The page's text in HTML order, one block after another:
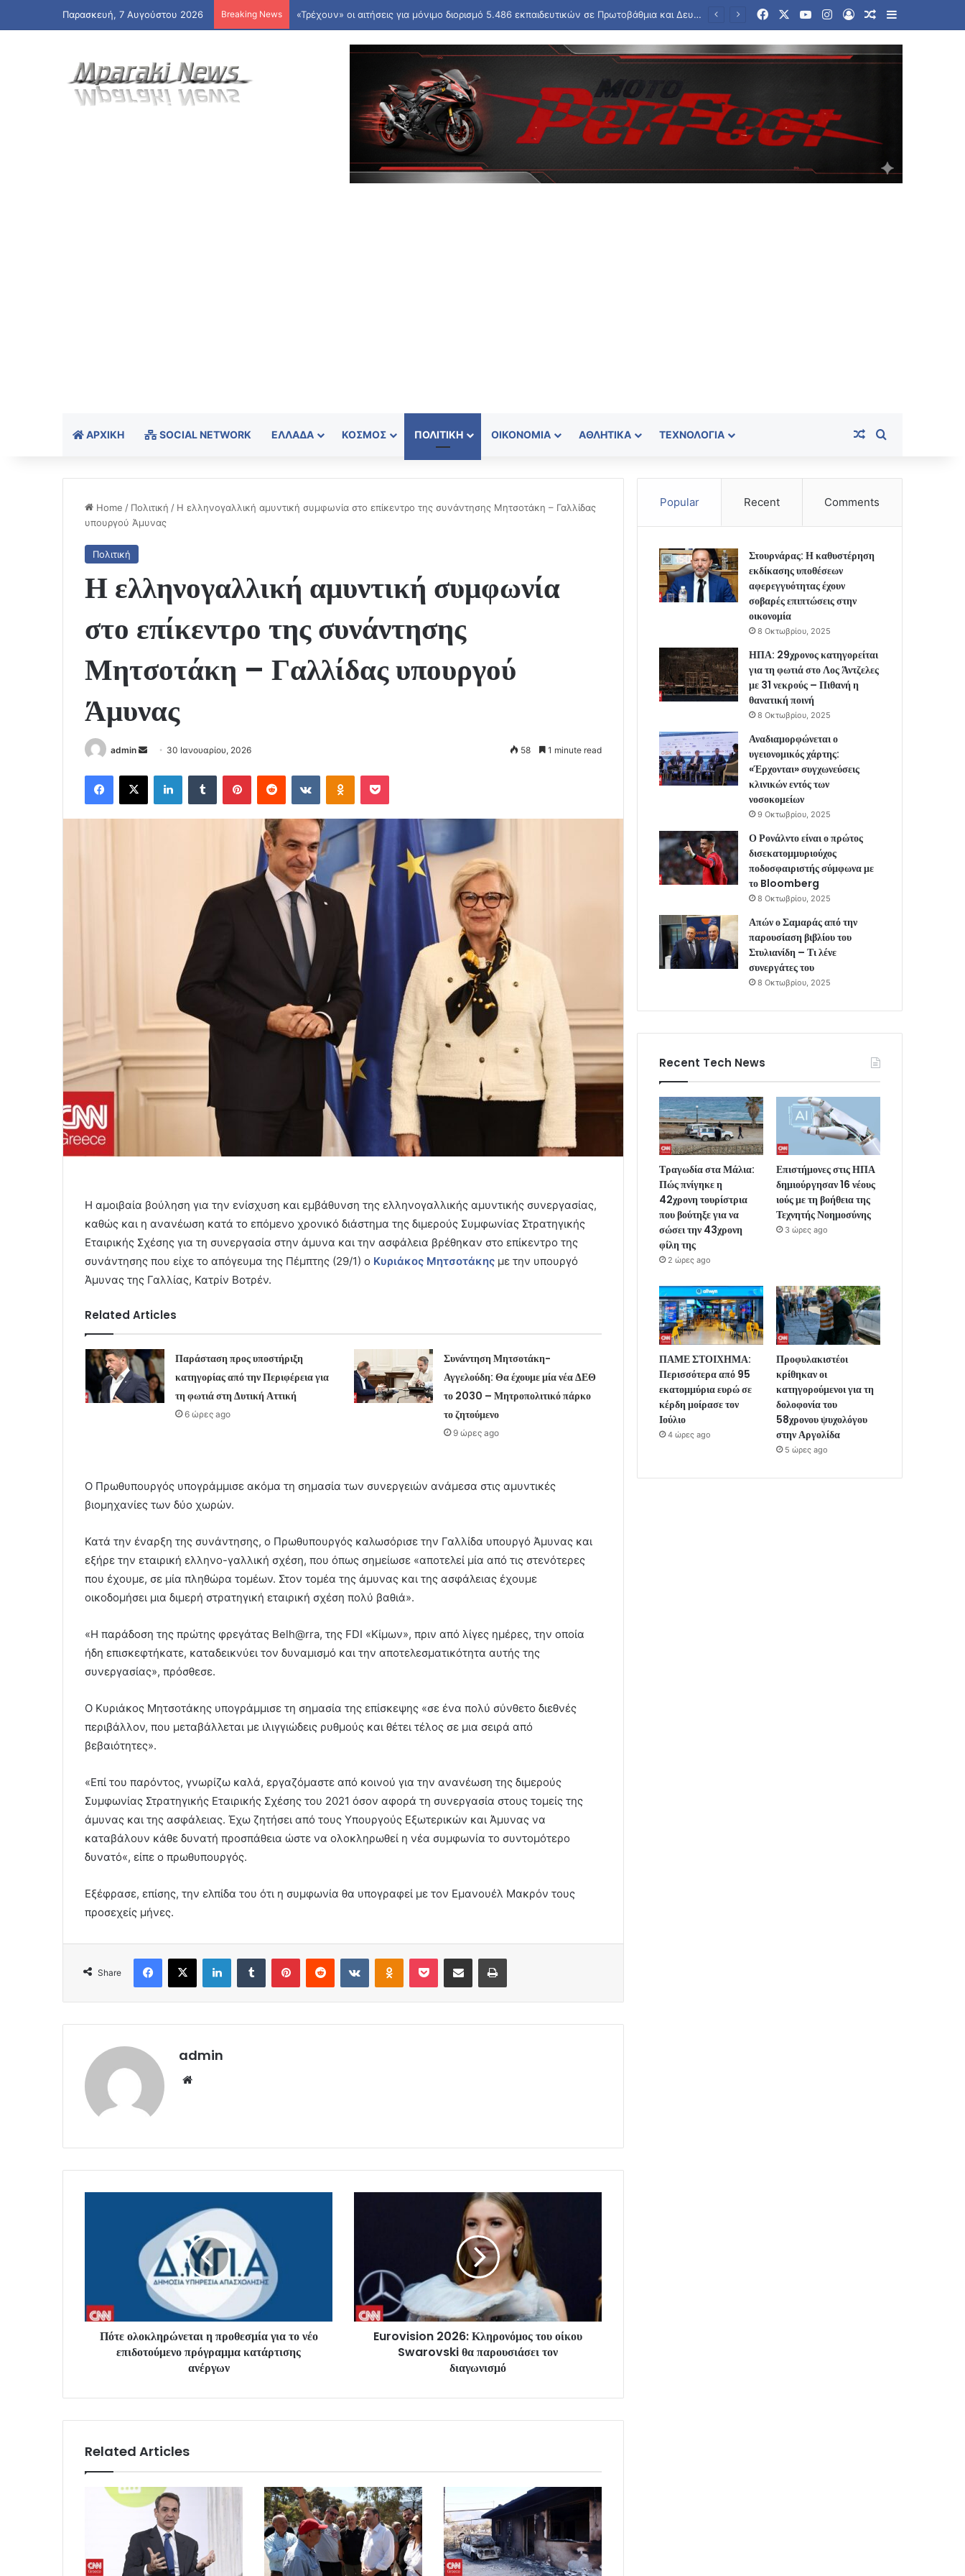
Παρασκευή, 7 Αυγούστου 2026 Breaking News Τραγωδία στα Μάλια: Πώς πνίγηκε η 42χρονη τουρίστρια που βούτηξε για να σώσει την 43χρονη φίλη της FacebookYouTubeInstagram
Log InRandom Article
Sidebar
ΑΡΧΙΚΉ SOCIAL NETWORK ΕΛΛΆΔΑ ΚΌΣΜΟΣ ΠΟΛΙΤΙΚΉ ΟΙΚΟΝΟΜΊΑ ΑΘΛΗΤΙΚΆ ΤΕΧΝΟΛΟΓΊΑ Random Article
Home / Πολιτική / Η ελληνογαλλική αμυντική συμφωνία στο επίκεντρο της συνάντησης Μητσοτάκη – Γαλλίδας
υπουργού Άμυνας
Πολιτική
Η ελληνογαλλική αμυντική συμφωνία
στο επίκεντρο της συνάντησης
Μητσοτάκη – Γαλλίδας υπουργού
Άμυνας
admin
Send
email
30 Ιανουαρίου, 2026 58 1 minute read
Facebook
X LinkedInTumblr PinterestReddit VKontakteOdnoklassniki
Pocket
Η αμοιβαία βούληση για την ενίσχυση και εμβάθυνση της ελληνογαλλικής αμυντικής συνεργασίας,
καθώς και η ανανέωση κατά το επόμενο χρονικό διάστημα της διμερούς Συμφωνίας Στρατηγικής
Εταιρικής Σχέσης για τη συνεργασία στην άμυνα και την ασφάλεια βρέθηκαν στο επίκεντρο της
συνάντησης που είχε το απόγευμα της Πέμπτης (29/1) ο Κυριάκος Μητσοτάκης με την υπουργό
Άμυνας της Γαλλίας, Κατρίν Βοτρέν.
Related Articles
Παράσταση προς υποστήριξη
κατηγορίας από την Περιφέρεια για
τη φωτιά στη Δυτική Αττική
6 ώρες ago
Συνάντηση Μητσοτάκη-
Αγγελούδη: Θα έχουμε μία νέα ΔΕΘ
το 2030 – Μητροπολιτικό πάρκο
το ζητούμενο
9 ώρες ago
Ο Πρωθυπουργός υπογράμμισε ακόμα τη σημασία των συνεργειών ανάμεσα στις αμυντικές
βιομηχανίες των δύο χωρών.
Κατά την έναρξη της συνάντησης, ο Πρωθυπουργός καλωσόρισε την Γαλλίδα υπουργό Άμυνας και
εξήρε την εταιρική ελληνο-γαλλική σχέση, που όπως σημείωσε «αποτελεί μία από τις στενότερες
που έχουμε, σε μία πληθώρα τομέων. Στον τομέα της άμυνας και της ασφάλειας έχουμε
οικοδομήσει μια διμερή στρατηγική εταιρική σχέση πολύ βαθιά».
«Η παράδοση της πρώτης φρεγάτας Belh@rra, της FDI «Κίμων», πριν από λίγες ημέρες, την οποία
ήδη επισκεφτήκατε, καταδεικνύει τον δυναμισμό και την αποτελεσματικότητα αυτής της
συνεργασίας», πρόσθεσε.
Ο Κυριάκος Μητσοτάκης υπογράμμισε τη σημασία της επίσκεψης «σε ένα πολύ σύνθετο διεθνές
περιβάλλον, που μεταβάλλεται με ιλιγγιώδεις ρυθμούς και θέτει τέλος σε μια σειρά από
βεβαιότητες».
«Επί του παρόντος, γνωρίζω καλά, εργαζόμαστε από κοινού για την ανανέωση της διμερούς
Συμφωνίας Στρατηγικής Εταιρικής Σχέσης του 2021 όσον αφορά τη συνεργασία στους τομείς της
άμυνας και της ασφάλειας. Έχω ζητήσει από τους Υπουργούς Εξωτερικών και Άμυνας να
καταβάλουν κάθε δυνατή προσπάθεια ώστε να ολοκληρωθεί η νέα συμφωνία το συντομότερο
δυνατό«, είπε ο πρωθυπουργός.
Εξέφρασε, επίσης, την ελπίδα του ότι η συμφωνία θα υπογραφεί με τον Εμανουέλ Μακρόν τους
προσεχείς μήνες.
Share
Facebook
X LinkedInTumblr PinterestReddit VKontakteOdnoklassniki
Pocket Share via Email Print
admin
Πότε ολοκληρώνεται η προθεσμία για το νέο
επιδοτούμενο πρόγραμμα κατάρτισης
ανέργων
Eurovision 2026: Κληρονόμος του οίκου
Swarovski θα παρουσιάσει τον
διαγωνισμό
Related Articles
Popular Recent Comments
Στουρνάρας: Η καθυστέρηση
εκδίκασης υποθέσεων
αφερεγγυότητας έχουν
σοβαρές επιπτώσεις στην
οικονομία
8 Οκτωβρίου, 2025
ΗΠΑ: 29χρονος κατηγορείται
για τη φωτιά στο Λος Άντζελες
με 31 νεκρούς – Πιθανή η
θανατική ποινή
8 Οκτωβρίου, 2025
Αναδιαμορφώνεται ο
υγειονομικός χάρτης:
«Έρχονται» συγχωνεύσεις
κλινικών εντός των
νοσοκομείων
9 Οκτωβρίου, 2025
Ο Ρονάλντο είναι ο πρώτος
δισεκατομμυριούχος
ποδοσφαιριστής σύμφωνα με
το Bloomberg
8 Οκτωβρίου, 2025
Απών ο Σαμαράς από την
παρουσίαση βιβλίου του
Στυλιανίδη – Τι λένε
συνεργάτες του
8 Οκτωβρίου, 2025
Recent Tech News
Τραγωδία στα Μάλια:
Πώς πνίγηκε η
42χρονη τουρίστρια
που βούτηξε για να
σώσει την 43χρονη
φίλη της
2 ώρες ago
Επιστήμονες στις ΗΠΑ
δημιούργησαν 16 νέους
ιούς με τη βοήθεια της
Τεχνητής Νοημοσύνης
3 ώρες ago
ΠΑΜΕ ΣΤΟΙΧΗΜΑ:
Περισσότερα από 95
εκατομμύρια ευρώ σε
κέρδη μοίρασε τον
Ιούλιο
4 ώρες ago
Προφυλακιστέοι
κρίθηκαν οι
κατηγορούμενοι για τη
δολοφονία του
58χρονου ψυχολόγου
στην Αργολίδα
5 ώρες ago